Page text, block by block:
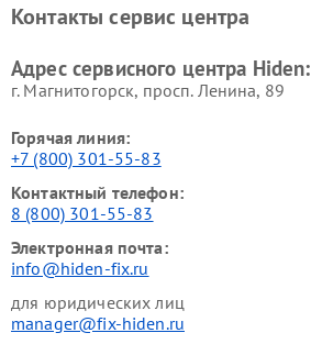
Контакты сервис центра
Адрес сервисного центра Hiden:
г. Магнитогорск, просп. Ленина, 89
Горячая линия:
+7 (800) 301-55-83
Контактный телефон:
8 (800) 301-55-83
Электронная почта:
info@hiden-fix.ru
для юридических лиц
manager@fix-hiden.ru